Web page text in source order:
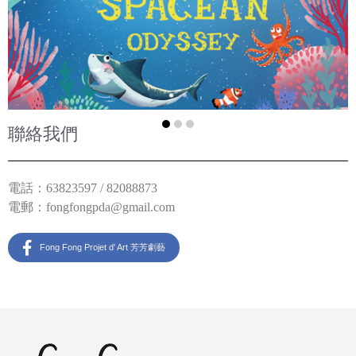
聯絡我們
電話：63823597 / 82088873
電郵： fongfongpda@gmail.com
Fong Fong Projet d' Art 芳芳劇藝